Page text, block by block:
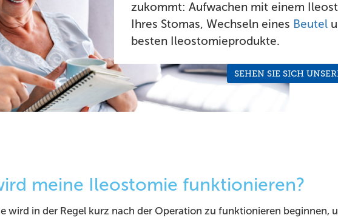
zukommt: Aufwachen mit einem
Ihres Stomas, Wechseln eines Beutel
besten Ileostomieprodukte.
SEHEN SIE SICH
meine Ileostomie funktionieren?
wird in der Regel kurz nach der Operation zu funktionieren beginnen,